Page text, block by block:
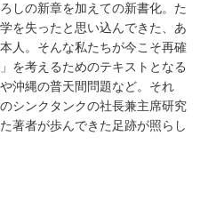
しの新章を加えての新書化。た
を失ったと思い込んできた、あ
人。そんな私たちが今こそ再確
を考えるためのテキストとなる
沖縄の普天間問題など。それ
シンクタンクの社長兼主席研究
著者が歩んできた足跡が照らし